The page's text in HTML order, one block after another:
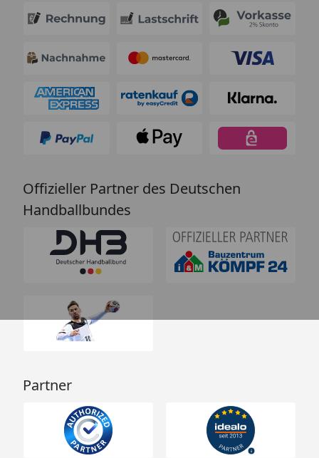
Offizieller Partner des Deutschen
Handballbundes
Partner